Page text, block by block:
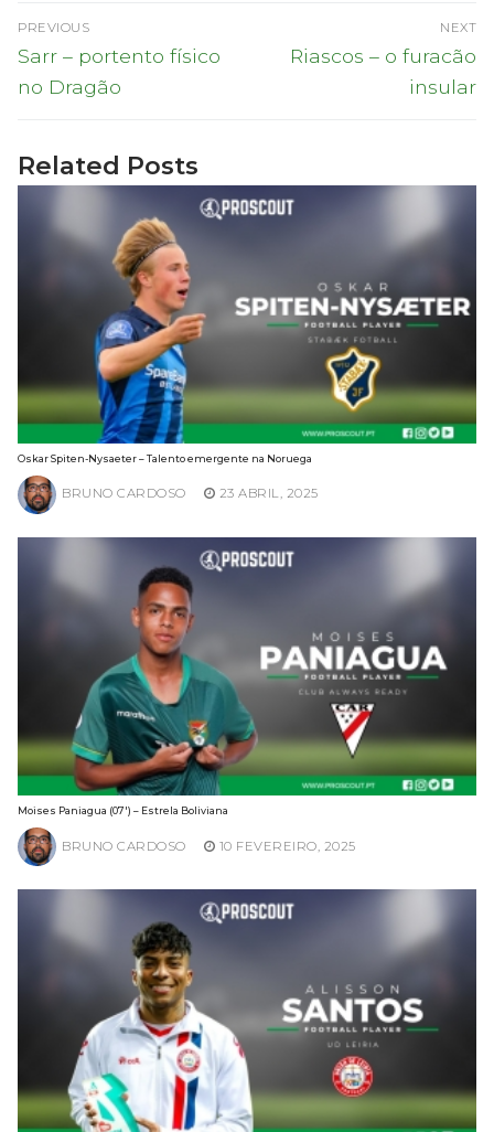
Navegação
de
artigos
PREVIOUS
Previous
post:
Sarr – portento físico
no Dragão
NEXT
Next
Riascos – o furacão
insular
Related Posts
Oskar Spiten-Nysaeter – Talento emergente na Noruega
BRUNO CARDOSO 23 ABRIL, 2025
Moises Paniagua (07′) – Estrela Boliviana
BRUNO CARDOSO 10 FEVEREIRO, 2025